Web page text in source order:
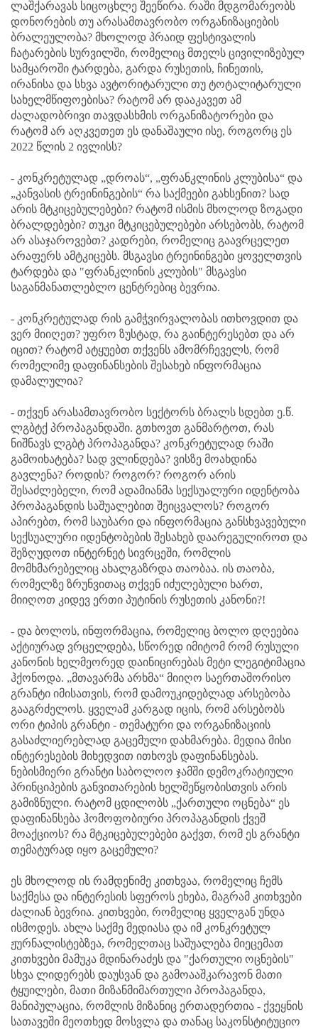
ლაშქარავას სიცოცხლე შეეწირა. რაში მდგომარეობს
დონორების თუ არასამთავრობო ორგანიზაციების
ბრალეულობა? მხოლოდ პრაიდ ფესტივალის
ჩატარების სურვილში, რომელიც მთელს ცივილიზებულ
სამყაროში ტარდება, გარდა რუსეთის, ჩინეთის,
ირანისა და სხვა ავტორიტარული თუ ტოტალიტარული
სახელმწიფოებისა? რატომ არ დააკავეთ ამ
ძალადობრივი თავდასხმის ორგანიზატორები და
რატომ არ აღკვეთეთ ეს დანაშაული ისე, როგორც ეს
2022 წლის 2 ივლისს?
- კონკრეტულად „დროას“, „ფრანკლინის კლუბისა“ და
„კანვასის ტრეინინგების“ რა საქმეები გახსენით? სად
არის მტკიცებულებები? რატომ ისმის მხოლოდ ზოგადი
ბრალდებები? თუკი მტკიცებულებები არსებობს, რატომ
არ ასაჯაროვებთ? კადრები, რომელიც გაავრცელეთ
არაფერს ამტკიცებს. მსგავსი ტრეინინგები ყოველთვის
ტარდება და "ფრანკლინის კლუბის" მსგავსი
საგანმანათლებლო ცენტრებიც ბევრია.
- კონკრეტულად რის გამჭვირვალობას ითხოვდით და
ვერ მიიღეთ? უფრო ზუსტად, რა გაინტერესებთ და არ
იცით? რატომ ატყუებთ თქვენს ამომრჩეველს, რომ
რომელიმე დაფინანსების შესახებ ინფორმაცია
დამალულია?
- თქვენ არასამთავრობო სექტორს ბრალს სდებთ ე.წ.
ლგბტქ პროპაგანდაში. გთხოვთ განმარტოთ, რას
ნიშნავს ლგბტ პროპაგანდა? კონკრეტულად რაში
გამოიხატება? სად ვლინდება? ვისზე მოახდინა
გავლენა? როდის? როგორ? როგორ არის
შესაძლებელი, რომ ადამიანმა სექსუალური იდენტობა
პროპაგანდის საშუალებით შეიცვალოს? როგორ
აპირებთ, რომ საუბარი და ინფორმაცია განსხვავებული
სექსუალური იდენტობების შესახებ დაარეგულიროთ და
შეზღუდოთ ინტერნეტ სივრცეში, რომლის
მომხმარებელიც ახალგაზრდა თაობაა. ის თაობა,
რომელზე ზრუნვითაც თქვენ იძულებული ხართ,
მიიღოთ კიდევ ერთი პუტინის რუსეთის კანონი?!
- და ბოლოს, ინფორმაცია, რომელიც ბოლო დღეებია
აქტიურად ვრცელდება, სწორედ იმიტომ რომ რუსული
კანონის ხელმეორედ დაინიცირებას მეტი ლეგიტიმაცია
ჰქონოდა. „მთავარმა არხმა“ მიიღო საერთაშორისო
გრანტი იმისათვის, რომ დამოუკიდებლად არსებობა
გააგრძელოს. ყველამ კარგად იცის, რომ არსებობს
ორი ტიპის გრანტი - თემატური და ორგანიზაციის
გასაძლიერებლად გაცემული დახმარება. მედია მისი
ინტერესების მიხედვით ითხოვს დაფინანსებას.
ნებისმიერი გრანტი საბოლოო ჯამში დემოკრატიული
პრინციპების განვითარების ხელშეწყობისთვის არის
გამიზნული. რატომ ცდილობს „ქართული ოცნება“ ეს
დაფინანსება ჰომოფობიური პროპაგანდის ქვეშ
მოაქციოს? რა მტკიცებულებები გაქვთ, რომ ეს გრანტი
თემატურად იყო გაცემული?
ეს მხოლოდ ის რამდენიმე კითხვაა, რომელიც ჩემს
საქმესა და ინტერესის სფეროს ეხება, მაგრამ კითხვები
ძალიან ბევრია. კითხვები, რომელიც ყველგან უნდა
ისმოდეს. ახლა საქმე მედიასა და იმ კონკრეტულ
ჟურნალისტებზეა, რომელთაც საშუალება მიეცემათ
კითხვები მამუკა მდინარაძეს და "ქართული ოცნების"
სხვა ლიდერებს დაუსვან და გამოააშკარავონ მათი
ტყუილები, მათი მიზანმიმართული პროპაგანდა,
მანიპულაცია, რომლის მიზანიც ერთადერთია - ქვეყნის
სათავეში მეოთხედ მოსვლა და თანაც საკონსტიტუციო